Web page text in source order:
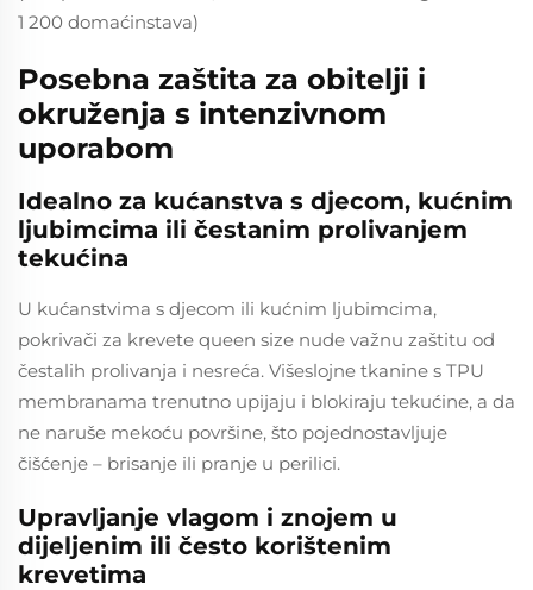
1 200 domaćinstava)
Posebna zaštita za obitelji i
okruženja s intenzivnom
uporabom
Idealno za kućanstva s djecom, kućnim
ljubimcima ili čestanim prolivanjem
tekućina
U kućanstvima s djecom ili kućnim ljubimcima,
pokrivači za krevete queen size nude važnu zaštitu od
čestalih prolivanja i nesreća. Višeslojne tkanine s TPU
membranama trenutno upijaju i blokiraju tekućine, a da
ne naruše mekoću površine, što pojednostavljuje
čišćenje – brisanje ili pranje u perilici.
Upravljanje vlagom i znojem u
dijeljenim ili često korištenim
krevetima